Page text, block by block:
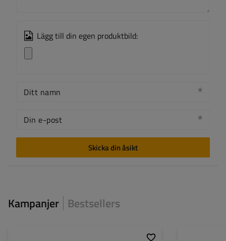
Lägg till din egen produktbild:
Ditt namn
Din e-post
Skicka din åsikt
Kampanjer Bestsellers